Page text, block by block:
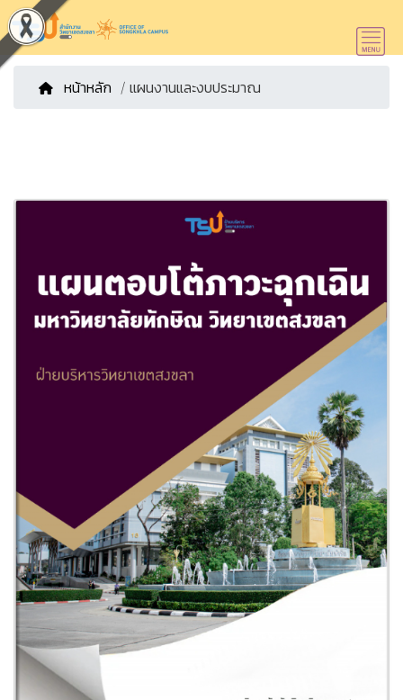
หน้าหลัก / แผนงานและงบประมาณ